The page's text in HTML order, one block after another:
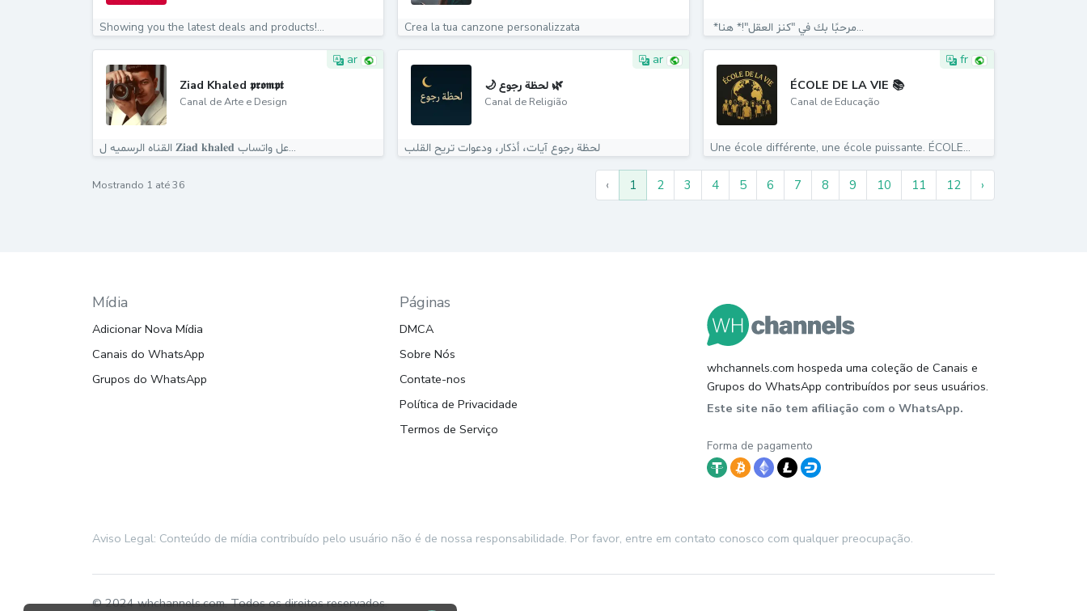
Showing you the latest deals and products!... Crea la tua canzone personalizzata ️ *مرحبًا بك في "كنز العقل"!* هنا...
ar
Ziad Khaled 𝖕𝖗𝖔𝖒𝖕𝖙
Canal de Arte e Design
القناه الرسميه ل 𝐙𝐢𝐚𝐝 𝐤𝐡𝐚𝐥𝐞𝐝 عل واتساب...
ar
🌙 لحظة رجوع 🌿
Canal de Religião
لحظة رجوع آيات، أذكار، ودعوات تريح القلب
fr
ÉCOLE DE LA VIE 📚
Canal de Educação
Une école différente, une école puissante. ÉCOLE...
Mostrando 1 até36 ‹ 1 2 3 4 5 6 7 8 9 10 11 12 ›
Mídia
Adicionar Nova Mídia
Canais do WhatsApp
Grupos do WhatsApp
Páginas
DMCA
Sobre Nós
Contate-nos
Política de Privacidade
Termos de Serviço
whchannels.com hospeda uma coleção de Canais e
Grupos do WhatsApp contribuídos por seus usuários.
Este site não tem afiliação com o WhatsApp.
Forma de pagamento
Aviso Legal: Conteúdo de mídia contribuído pelo usuário não é de nossa responsabilidade. Por favor, entre em contato conosco com qualquer preocupação.
© 2024 whchannels.com, Todos os direitos reservados.